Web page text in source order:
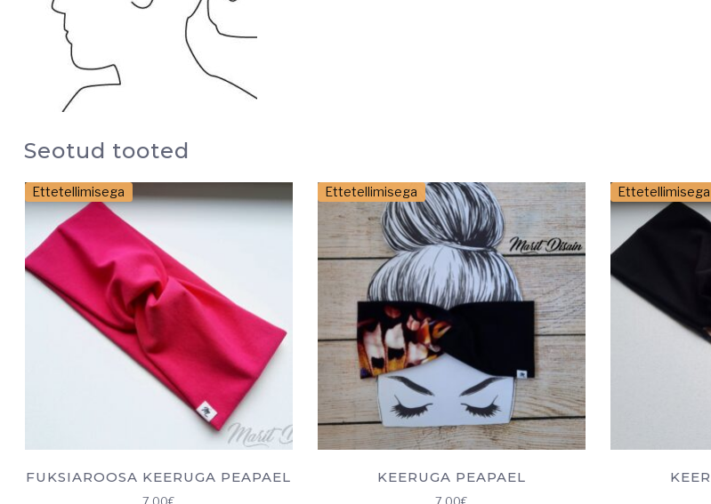
Seotud tooted
Ettetellimisega
FUKSIAROOSA KEERUGA PEAPAEL
Ettetellimisega
KEERUGA PEAPAEL
Ettetellimisega